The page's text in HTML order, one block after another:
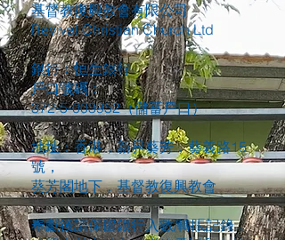
基督教復興教會有限公司
Revival Christian Church Ltd
銀行：恒生銀行
戶口號碼：
372-5-003952（儲蓄戶口）
地址：香港，新界葵芳，葵義路15
號，
葵芳閣地下，基督教復興教會
奉獻後請保留銀行入數/轉賬記錄，